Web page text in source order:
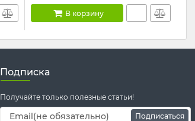
В корзину
Подписка
Получайте только полезные статьи!
Подписаться